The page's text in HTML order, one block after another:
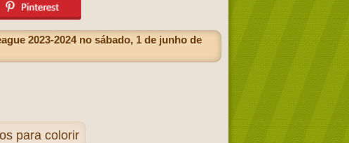
2023-2024 no sábado, 1 de junho de
para colorir